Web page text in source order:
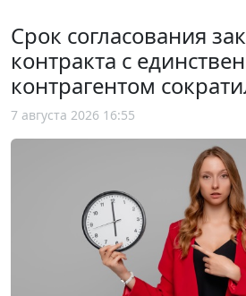
Срок согласования
контракта с
контрагентом
7 августа 2026 16:55